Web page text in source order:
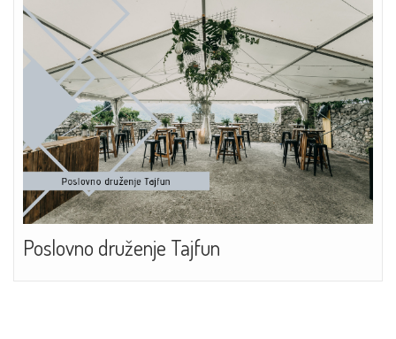
Poslovno druženje Tajfun